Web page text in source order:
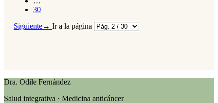
30
Siguiente→ Ir a la página
Dra. Odile Fernández
Salud integrativa · Medicina anticáncer